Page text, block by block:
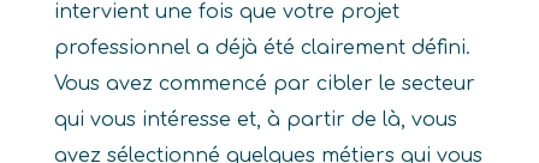
intervient une fois que votre projet
professionnel a déjà été clairement défini.
Vous avez commencé par cibler le secteur
qui vous intéresse et, à partir de là, vous
avez sélectionné quelques métiers qui vous